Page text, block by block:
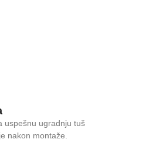
uspešnu ugradnju tuš
nakon montaže.